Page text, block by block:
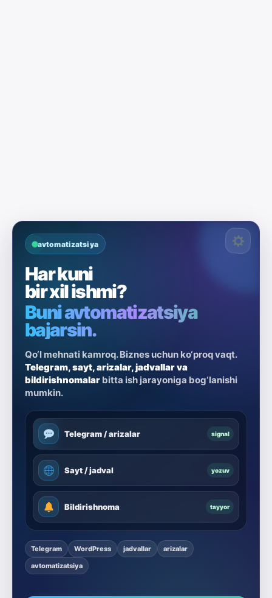
avtomatizatsiya
Har kuni
bir xil ishmi?
Buni avtomatizatsiya
bajarsin.
Qo‘l mehnati kamroq. Biznes uchun ko‘proq vaqt.
Telegram, sayt, arizalar, jadvallar va
bildirishnomalar bitta ish jarayoniga bog‘lanishi
mumkin.
Telegram / arizalar signal
Sayt / jadval yozuv
Bildirishnoma tayyor
Telegram WordPress jadvallar
arizalar
avtomatizatsiya